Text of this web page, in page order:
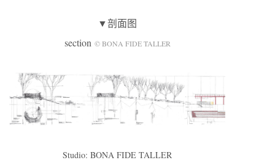
▼剖面图
section © BONA FIDE TALLER
Studio: BONA FIDE TALLER